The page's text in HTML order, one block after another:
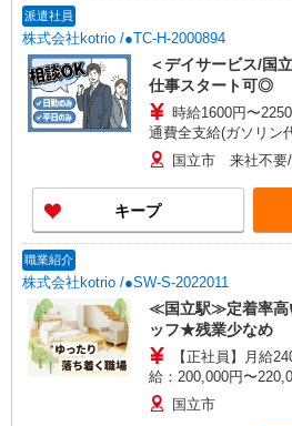
派遣社員
株式会社kotrio /●TC-H-2000894
＜デイサービス/国
仕事スタート可◎
時給1600円〜
通費全支給(ガソリン
国立市 来社不要/
キープ
職業紹介
株式会社kotrio /●SW-S-2022011
≪国立駅≫定着率高
ッフ★残業少なめ
【正社員】月給
給：200,000円〜
30,000円 ・役職手当
善手当：20,000〜
国立市